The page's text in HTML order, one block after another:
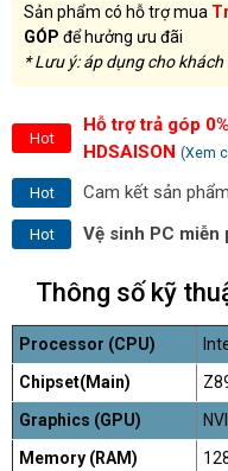
Sản phẩm có hỗ trợ mua
GÓP để hưởng ưu đãi
* Lưu ý: áp dụng cho
Hot
Hỗ trợ trả góp
HDSAISON (Xem
Hot Cam kết sản
Hot Vệ sinh PC miễn
Thông số kỹ
Processor (CPU)
Chipset(Main)
Graphics (GPU)
Memory (RAM)